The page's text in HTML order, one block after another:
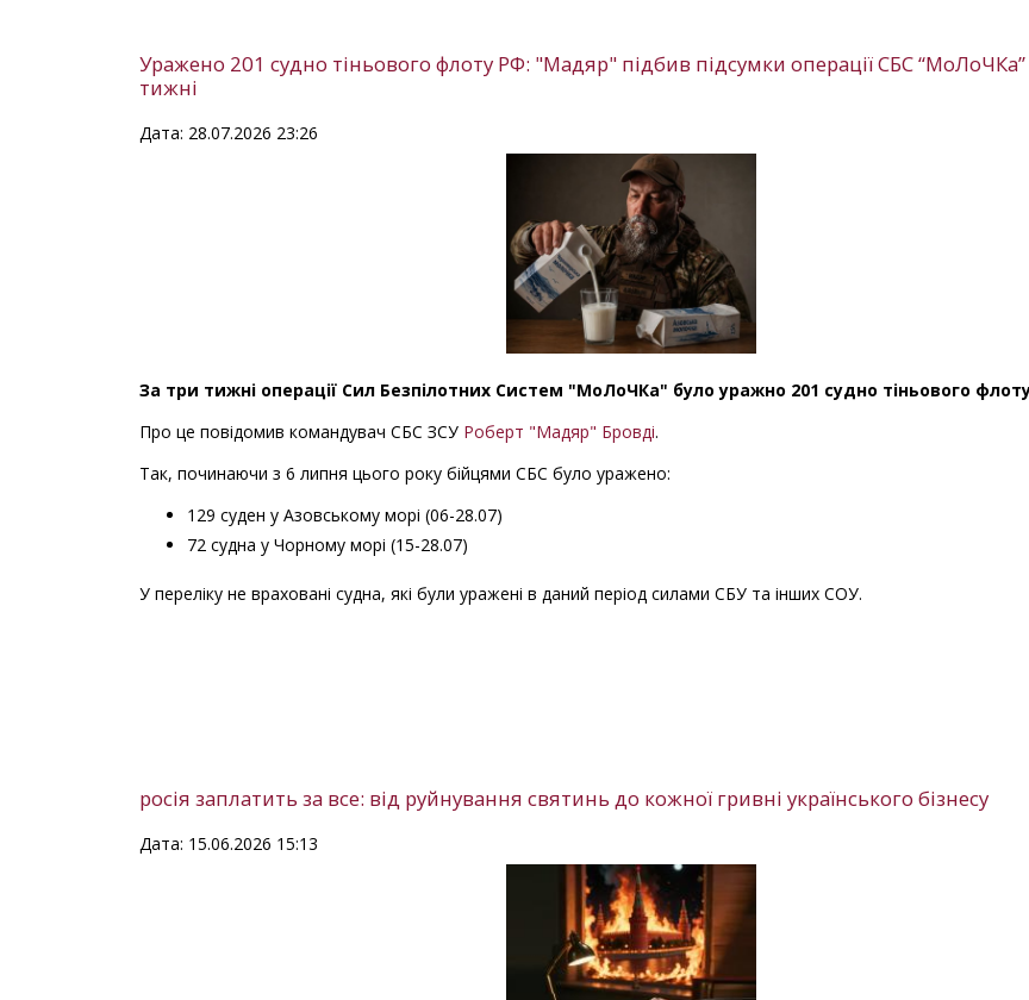
Уражено 201 судно тіньового флоту РФ: "Мадяр" підбив підсумки операції СБС “МоЛоЧКа”
тижні
Дата: 28.07.2026 23:26
За три тижні операції Сил Безпілотних Систем "МоЛоЧКа" було уражно 201 судно тіньового флоту
Про це повідомив командувач СБС ЗСУ Роберт "Мадяр" Бровді.
Так, починаючи з 6 липня цього року бійцями СБС було уражено:
129 суден у Азовському морі (06-28.07)
72 судна у Чорному морі (15-28.07)
У переліку не враховані судна, які були уражені в даний період силами СБУ та інших СОУ.
росія заплатить за все: від руйнування святинь до кожної гривні українського бізнесу
Дата: 15.06.2026 15:13